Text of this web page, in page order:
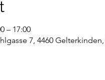
– 17:00
7, 4460